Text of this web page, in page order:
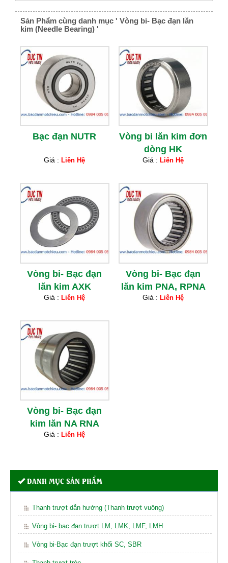
Sản Phẩm cùng danh mục ' Vòng bi- Bạc đạn lăn
kim (Needle Bearing) '
Bạc đạn NUTR
Giá :Liên Hệ
Vòng bi lăn kim đơn
dòng HK
Giá :Liên Hệ
Vòng bi- Bạc đạn
lăn kim AXK
Giá :Liên Hệ
Vòng bi- Bạc đạn
lăn kim PNA, RPNA
Giá :Liên Hệ
Vòng bi- Bạc đạn
kim lăn NA RNA
Giá :Liên Hệ
DANH MỤC SẢN PHẨM
Thanh trượt dẫn hướng (Thanh trượt vuông)
Vòng bi- bạc đạn trượt LM, LMK, LMF, LMH
Vòng bi-Bạc đạn trượt khối SC, SBR